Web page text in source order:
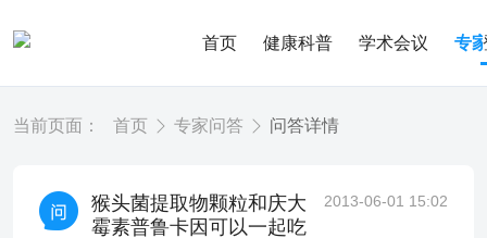
首页 健康科普 学术会议 专
当前页面： 首页 专家问答 问答详情
猴头菌提取物颗粒和庆大
霉素普鲁卡因可以一起吃
2013-06-01 15:02